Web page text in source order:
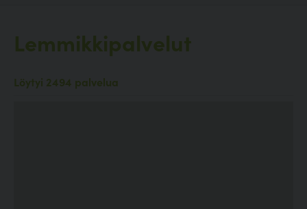
Lemmikkipalvelut
Löytyi 2494 palvelua